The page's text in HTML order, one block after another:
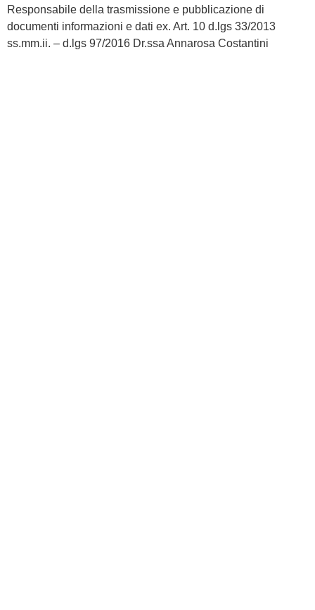
Responsabile della trasmissione e pubblicazione di
documenti informazioni e dati ex. Art. 10 d.lgs 33/2013
ss.mm.ii. – d.lgs 97/2016 Dr.ssa Annarosa Costantini